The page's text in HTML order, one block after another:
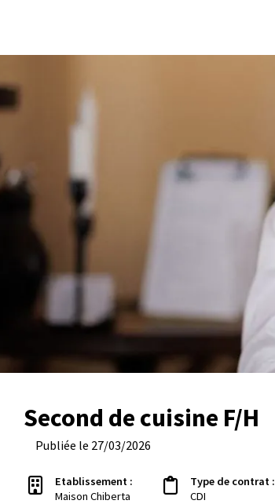
Second de cuisine F/H
Publiée le 27/03/2026
Etablissement :
Maison Chiberta
Type de contrat :
CDI